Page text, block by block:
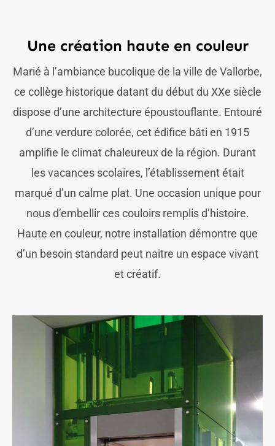
Une création haute en couleur
Marié à l’ambiance bucolique de la ville de Vallorbe,
ce collège historique datant du début du XXe siècle
dispose d’une architecture époustouflante. Entouré
d’une verdure colorée, cet édifice bâti en 1915
amplifie le climat chaleureux de la région. Durant
les vacances scolaires, l’établissement était
marqué d’un calme plat. Une occasion unique pour
nous d’embellir ces couloirs remplis d’histoire.
Haute en couleur, notre installation démontre que
d’un besoin standard peut naître un espace vivant
et créatif.